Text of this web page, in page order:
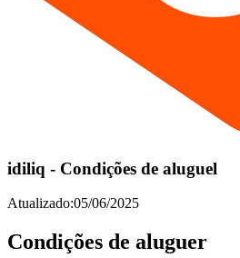
idiliq - Condições de aluguel
Atualizado:05/06/2025
Condições de aluguer